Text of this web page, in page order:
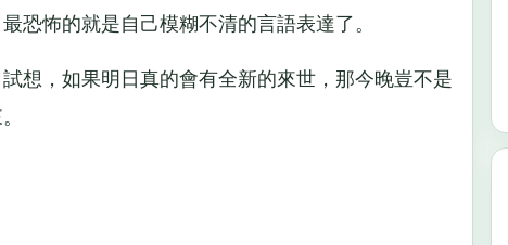
怖的就是自己模糊不清的言語表達了。
，如果明日真的會有全新的來世，那今晚豈不是